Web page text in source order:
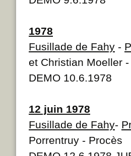
1978
Fusillade de Fahy -
et Christian Moeller
DEMO 10.6.1978
12 juin 1978
Fusillade de Fahy-
Porrentruy - Procès